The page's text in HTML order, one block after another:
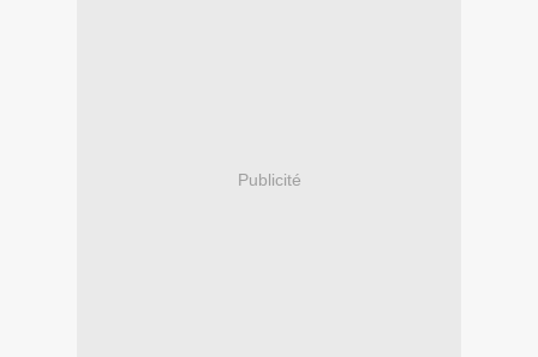
Publicité